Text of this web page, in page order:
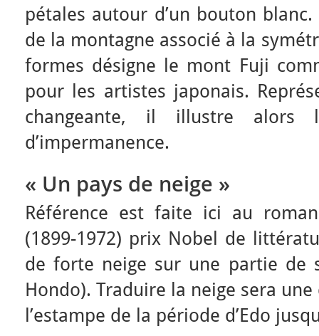
pétales autour d’un bouton
de la montagne associé à la
formes désigne le mont Fuji
pour les artistes japonais.
changeante, il illustre alors
d’impermanence.
« Un pays de neige »
Référence est faite ici au
(1899-1972) prix Nobel de
de forte neige sur une partie de
Hondo). Traduire la neige sera
l’estampe de la période d’Edo